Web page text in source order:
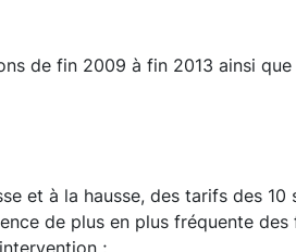
de fin 2009 à fin 2013 ainsi
et à la hausse, des tarifs des 10
de plus en plus fréquente des
;